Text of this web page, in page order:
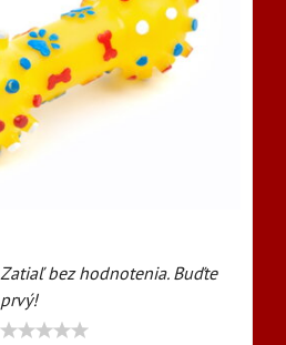
Zatiaľ bez hodnotenia. Buďte
prvý!